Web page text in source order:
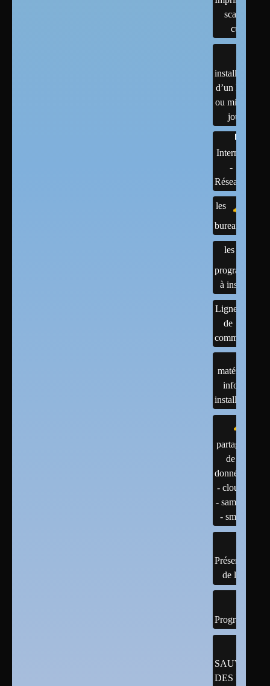
scanner,
cups
installation
d’un linux
ou mises à
jour
Internet
-
Réseaux
les
bureaux
les
programmes
à installer
Lignes
de
commandes
matériels :
infos et
installations
partage
de
données
- cloud
- samba
- smb
Présentation
de linux
DES